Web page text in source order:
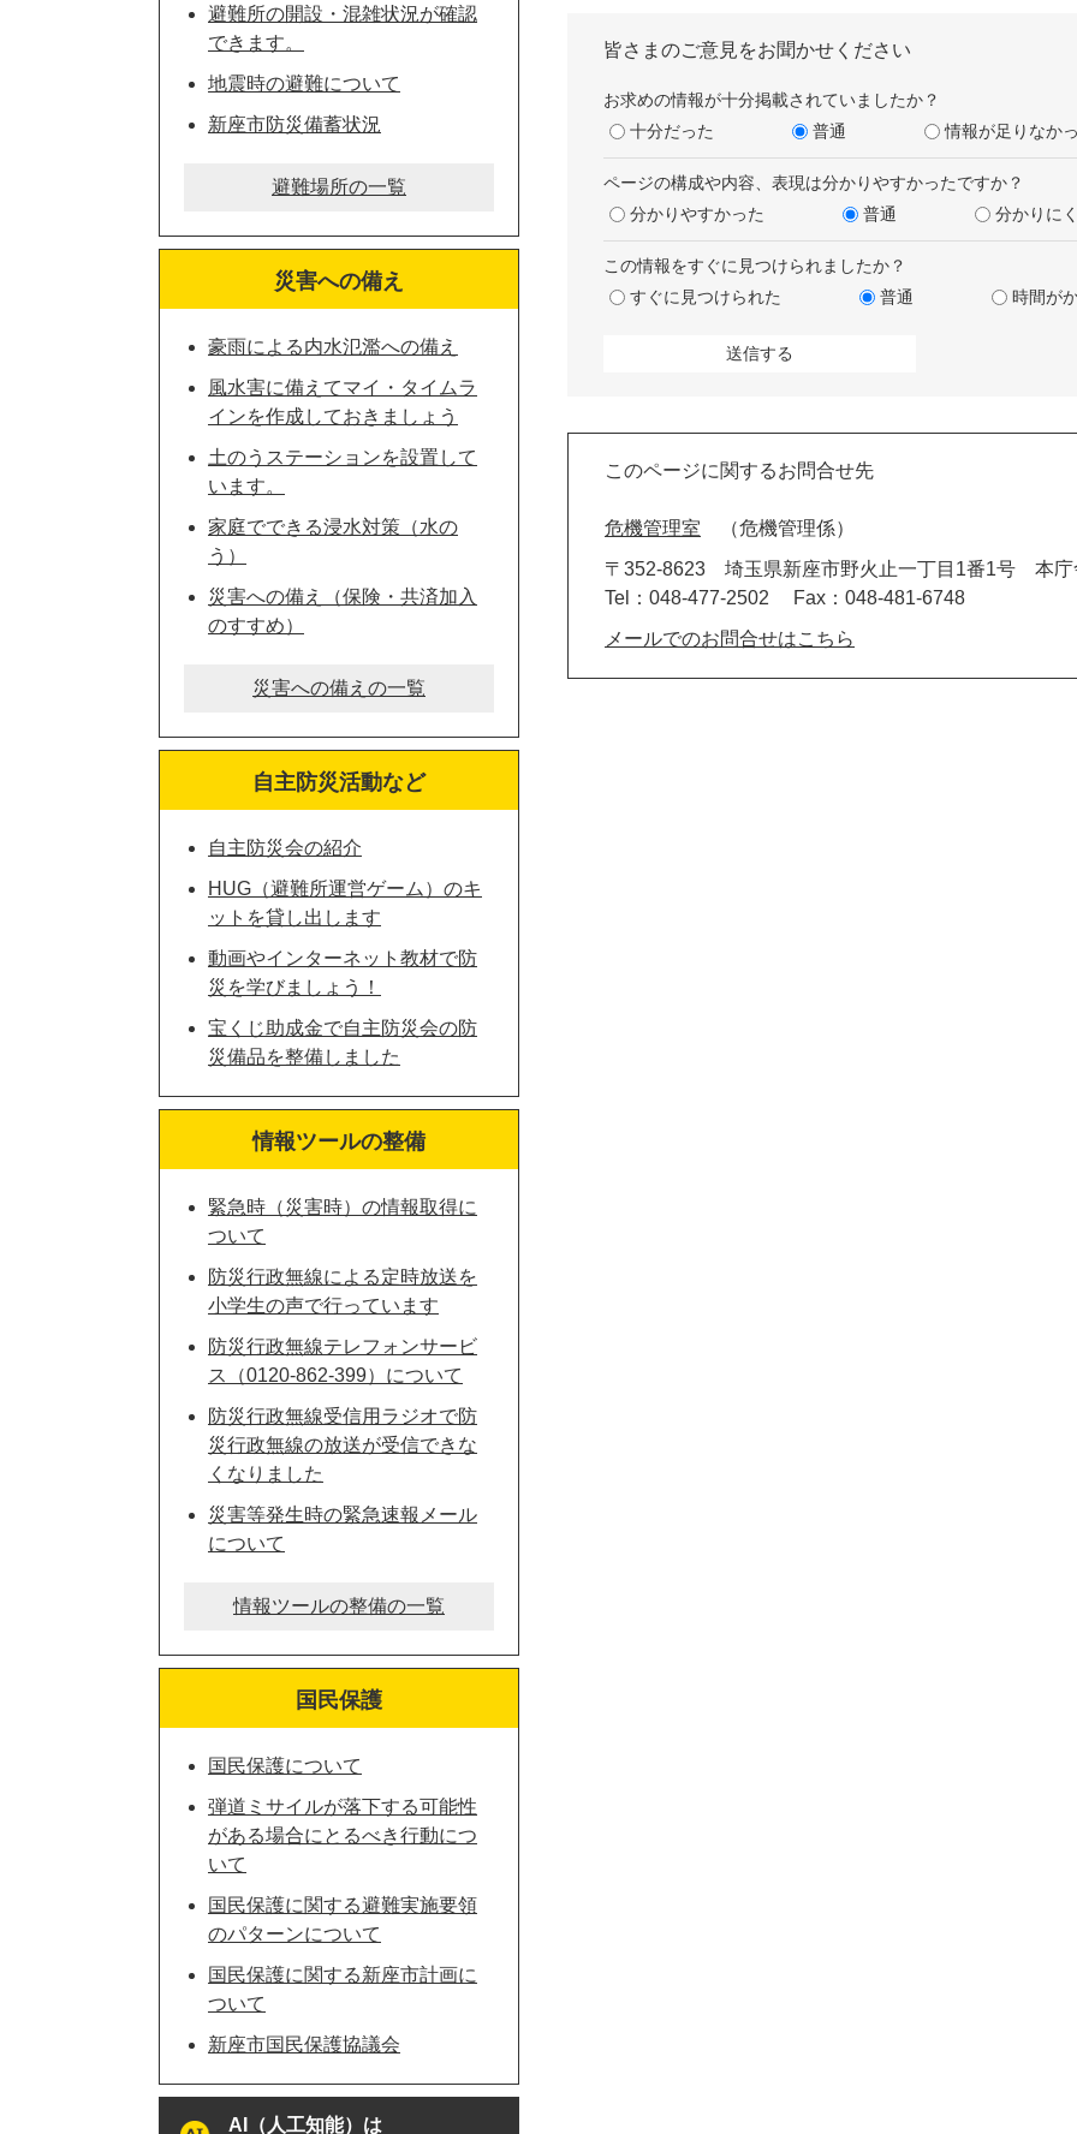
皆さまのご意見をお聞かせください
お求めの情報が十分掲載されていましたか？
十分だった
普通 情報が足りなか
ページの構成や内容、表現は分かりやすかったですか？
分かりやすかった
普通 分かりに
この情報をすぐに見つけられましたか？
すぐに見つけられた
普通 時間が
このページに関するお問合せ先
危機管理室
危機管理係
〒352-8623
埼玉県新座市野火止一丁目1番1号 本庁
Tel：048-477-2502
Fax：048-481-6748
メールでのお問合せはこちら
避難所の開設・混雑状況が確認
できます。
地震時の避難について
新座市防災備蓄状況
避難場所の一覧
災害への備え
豪雨による内水氾濫への備え
風水害に備えてマイ・タイムラ
インを作成しておきましょう
土のうステーションを設置して
います。
家庭でできる浸水対策（水の
う）
災害への備え（保険・共済加入
のすすめ）
災害への備えの一覧
自主防災活動など
自主防災会の紹介
HUG（避難所運営ゲーム）のキ
ットを貸し出します
動画やインターネット教材で防
災を学びましょう！
宝くじ助成金で自主防災会の防
災備品を整備しました
情報ツールの整備
緊急時（災害時）の情報取得に
ついて
防災行政無線による定時放送を
小学生の声で行っています
防災行政無線テレフォンサービ
ス（0120-862-399）について
防災行政無線受信用ラジオで防
災行政無線の放送が受信できな
くなりました
災害等発生時の緊急速報メール
について
情報ツールの整備の一覧
国民保護
国民保護について
弾道ミサイルが落下する可能性
がある場合にとるべき行動につ
いて
国民保護に関する避難実施要領
のパターンについて
国民保護に関する新座市計画に
ついて
新座市国民保護協議会
AI（人工知能）は